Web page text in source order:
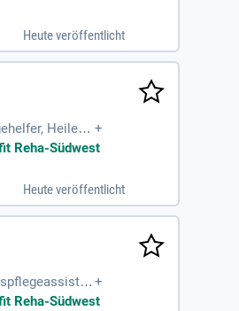
Heute veröffentlicht
Heilerzi +
Reha-Südwest
Heute veröffentlicht
+
Reha-Südwest